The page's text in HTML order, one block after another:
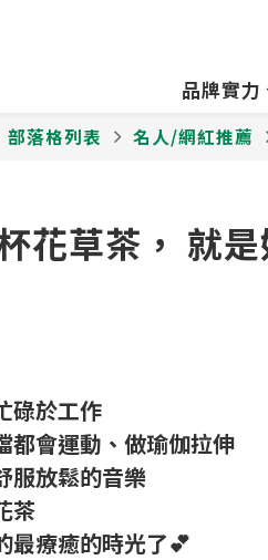
品牌實力
部落格列表 名人/網紅推薦
花草茶， 就
碌於工作
都會運動、做瑜伽拉伸
服放鬆的音樂
茶
最療癒的時光了💕